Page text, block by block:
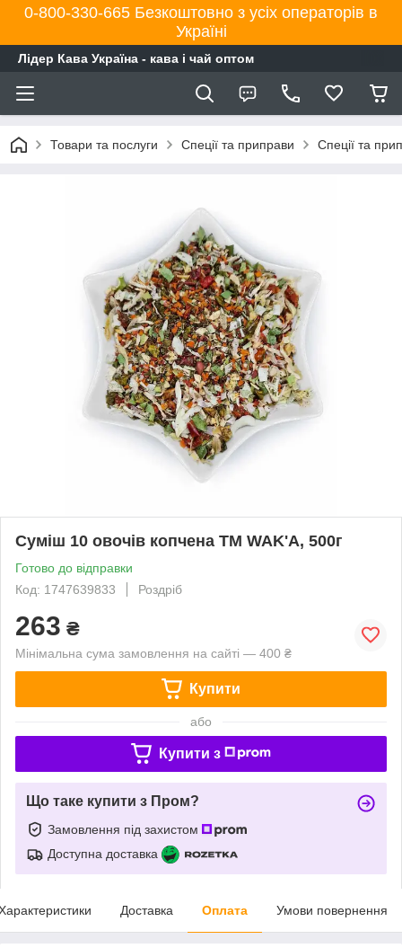
0-800-330-665 Безкоштовно з усіх операторів в
Україні
Лідер Кава Україна - кава і чай оптом
Товари та послуги Спеції та приправи Спеції та
Суміш 10 овочів копчена ТМ WAK'A, 500г
Готово до відправки
Код: 1747639833
Роздріб
263 ₴
Мінімальна сума замовлення на сайті — 400 ₴
Купити
або
Купити з
Що таке купити з Пром?
Замовлення під захистом
Доступна доставка
Доставка Оплата Умови повернення